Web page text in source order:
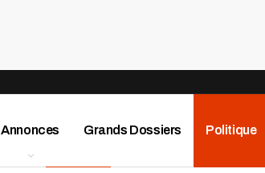
Annonces Grands Dossiers Politique